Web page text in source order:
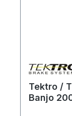
Tektro /
Banjo